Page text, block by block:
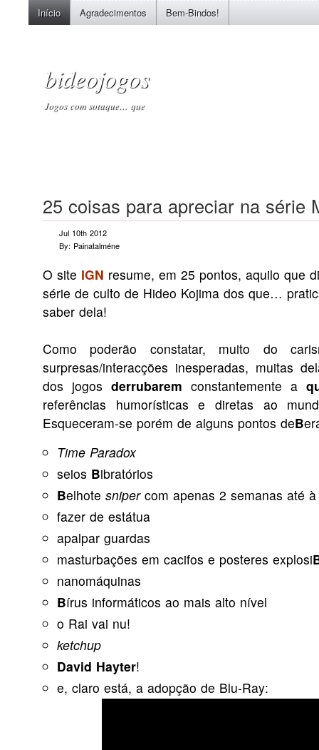
Início Agradecimentos Bem-Bindos!
bideojogos
Jogos com sotaque… que
25 coisas para apreciar na série
Jul 10th 2012
By: Painatalméne
O site IGN resume, em 25 pontos, aquilo que
série de culto de Hideo Kojima dos que…
saber dela!
Como poderão constatar, muito do
surpresas/interacções inesperadas, muitas
dos jogos derrubarem constantemente a
referências humorísticas e diretas ao
Esqueceram-se porém de alguns pontos deB
Time Paradox
seios Bibratórios
Belhote snipercom apenas 2 semanas até
fazer de estátua
apalpar guardas
masturbações em cacifos e posteres explosi
nanomáquinas
Bírus informáticos ao mais alto nível
o Rai vai nu!
ketchup
David Hayter!
e, claro está, a adopção de Blu-Ray: